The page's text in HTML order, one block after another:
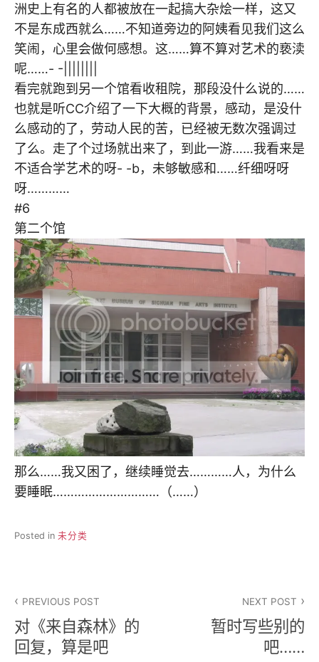
洲史上有名的人都被放在一起搞大杂烩一样，这又
不是东成西就么……不知道旁边的阿姨看见我们这么
笑闹，心里会做何感想。这……算不算对艺术的亵渎
呢……- -||||||||
看完就跑到另一个馆看收租院，那段没什么说的……
也就是听CC介绍了一下大概的背景，感动，是没什
么感动的了，劳动人民的苦，已经被无数次强调过
了么。走了个过场就出来了，到此一游……我看来是
不适合学艺术的呀- -b，未够敏感和……纤细呀呀
呀…………
#6
第二个馆
那么……我又困了，继续睡觉去…………人，为什么
要睡眠…………………………（……）
Posted in 未分类
章
导
PREVIOUS POST
对《来自森林》的
回复，算是吧
NEXT POST
暂时写些别的
吧……